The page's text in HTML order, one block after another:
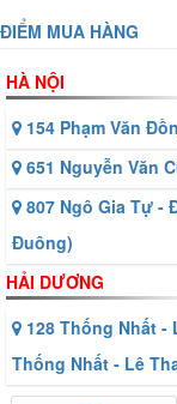
ĐIỂM MUA HÀNG
HÀ NỘI
154 Phạm Văn
651 Nguyễn Văn
807 Ngô Gia Tự -
Đuông)
HẢI DƯƠNG
128 Thống Nhất -
Thống Nhất - Lê